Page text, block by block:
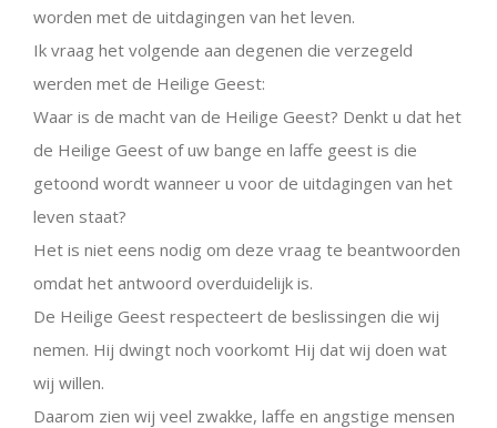
worden met de uitdagingen van het leven.
Ik vraag het volgende aan degenen die verzegeld
werden met de Heilige Geest:
Waar is de macht van de Heilige Geest? Denkt u dat het
de Heilige Geest of uw bange en laffe geest is die
getoond wordt wanneer u voor de uitdagingen van het
leven staat?
Het is niet eens nodig om deze vraag te beantwoorden
omdat het antwoord overduidelijk is.
De Heilige Geest respecteert de beslissingen die wij
nemen. Hij dwingt noch voorkomt Hij dat wij doen wat
wij willen.
Daarom zien wij veel zwakke, laffe en angstige mensen